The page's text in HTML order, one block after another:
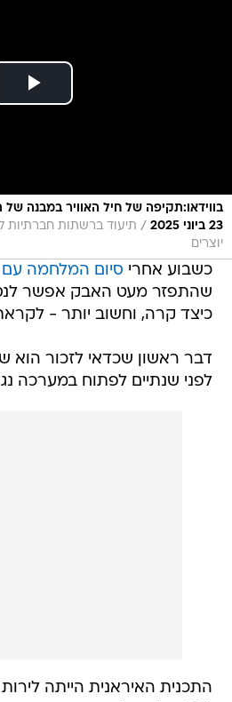
בווידאו:תקיפה של חיל האוויר במבנה של
23 ביוני 2025
/
יוצרים
כשבוע אחרי סיום המלחמה עם
שהתפזר מעט האבק אפשר
כיצד קרה, וחשוב יותר -
דבר ראשון שכדאי לזכור הוא
לפני שנתיים לפתוח במערכה
התכנית האיראנית הייתה